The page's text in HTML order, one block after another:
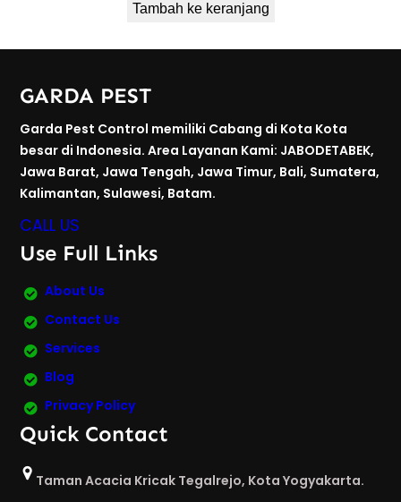
Tambah ke keranjang
GARDA PEST
Garda Pest Control memiliki Cabang di Kota Kota
besar di Indonesia. Area Layanan Kami: JABODETABEK,
Jawa Barat, Jawa Tengah, Jawa Timur, Bali, Sumatera,
Kalimantan, Sulawesi, Batam.
CALL US
Use Full Links
About Us
Contact Us
Services
Blog
Privacy Policy
Quick Contact
Taman Acacia Kricak Tegalrejo, Kota Yogyakarta.